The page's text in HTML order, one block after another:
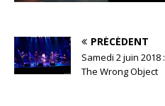
PRÉCÉDENT
Samedi 2 juin 2018 :
The Wrong Object